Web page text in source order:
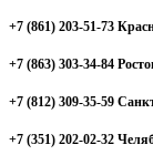
+7 (861) 203-51-73
+7 (863) 303-34-84
+7 (812) 309-35-59
+7 (351) 202-02-32